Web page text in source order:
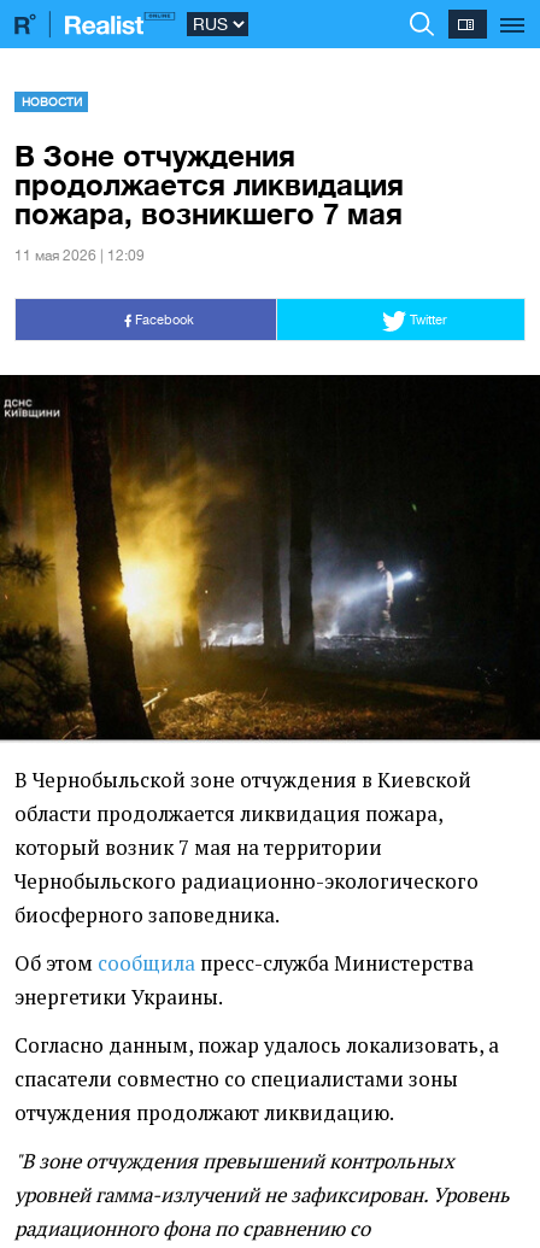
НОВОСТИ
В Зоне отчуждения
продолжается ликвидация
пожара, возникшего 7 мая
11 мая 2026 | 12:09
Facebook Twitter
В Чернобыльской зоне отчуждения в Киевской
области продолжается ликвидация пожара,
который возник 7 мая на территории
Чернобыльского радиационно-экологического
биосферного заповедника.
Об этом сообщила пресс-служба Министерства
энергетики Украины.
Согласно данным, пожар удалось локализовать, а
спасатели совместно со специалистами зоны
отчуждения продолжают ликвидацию.
"В зоне отчуждения превышений контрольных
уровней гамма-излучений не зафиксирован. Уровень
радиационного фона по сравнению со